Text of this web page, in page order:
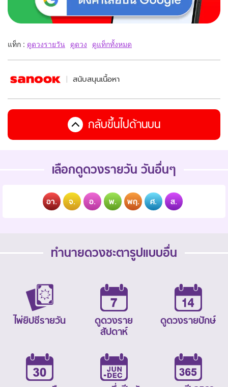
แท็ก : ดูดวงรายวัน ดูดวง ดูแท็กทั้งหมด
สนับสนุนเนื้อหา
กลับขึ้นไปด้านบน
เลือกดูดวงรายวัน วันอื่นๆ
อา. จ. อ. พ. พฤ. ศ. ส.
ทำนายดวงชะตารูปแบบอื่น
ไพ่ยิปซีรายวัน
ดูดวงราย
สัปดาห์
ดูดวงรายปักษ์